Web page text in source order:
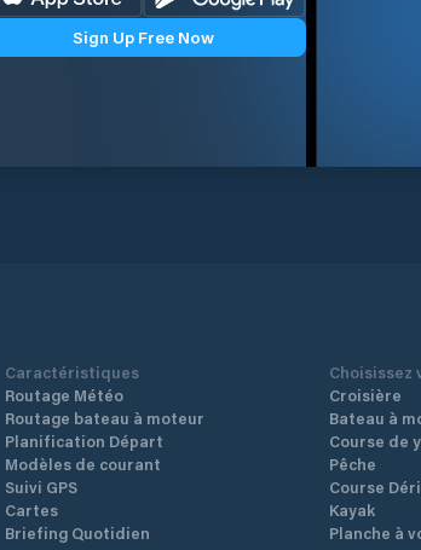
Sign Up Free Now
Caractéristiques
Routage Météo
Routage bateau à moteur
Planification Départ
Modèles de courant
Suivi GPS
Cartes
Briefing Quotidien
Croisière
Bateau à
Course de
Pêche
Course
Kayak
Planche à